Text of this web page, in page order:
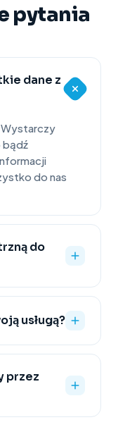
pytania
dane z
Wystarczy
bądź
do nas
do
usługą?
przez